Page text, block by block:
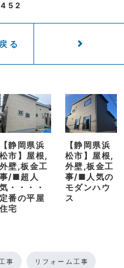
る
【静岡県浜
松市】屋根,
外壁,板金工
事/■超人
気・・・・
定番の平屋
住宅
【静岡県浜
松市】屋根,
外壁,板金工
事/■人気の
モダンハウ
ス
事 リフォーム工事